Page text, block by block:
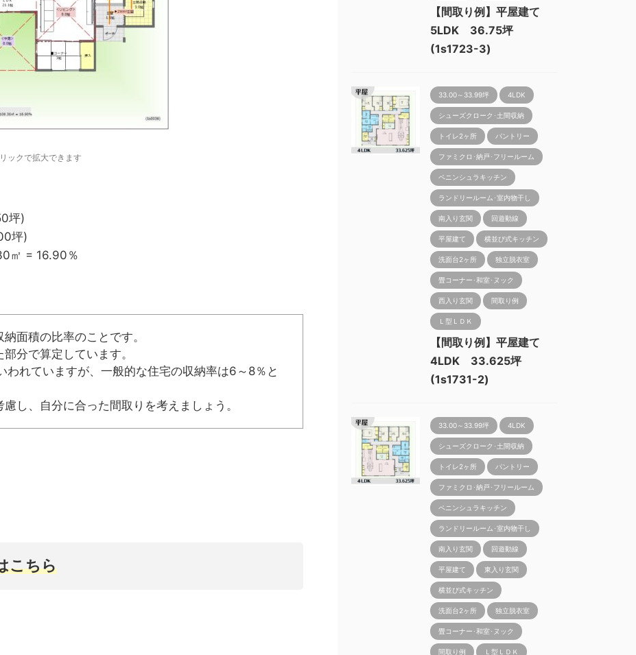
ックで拡大できます
坪)
坪)
= 16.90％
面積の比率のことです。
分で算定しています。
われていますが、一般的な住宅の収納率は6～8％と
し、自分に合った間取りを考えましょう。
こちら
【間取り例】平屋建て
5LDK 36.75坪
(1s1723-3)
33.00～33.99坪 4LDK
シューズクローク･土間収納
トイレ2ヶ所 パントリー
ファミクロ･納戸･フリールーム
ペニンシュラキッチン
ランドリールーム･室内物干し
南入り玄関 回遊動線
平屋建て 横並び式キッチン
洗面台2ヶ所 独立脱衣室
畳コーナー･和室･ヌック
西入り玄関 間取り例
Ｌ型ＬＤＫ
【間取り例】平屋建て
4LDK 33.625坪
(1s1731-2)
33.00～33.99坪 4LDK
シューズクローク･土間収納
トイレ2ヶ所 パントリー
ファミクロ･納戸･フリールーム
ペニンシュラキッチン
ランドリールーム･室内物干し
南入り玄関 回遊動線
平屋建て 東入り玄関
横並び式キッチン
洗面台2ヶ所 独立脱衣室
畳コーナー･和室･ヌック
間取り例 Ｌ型ＬＤＫ